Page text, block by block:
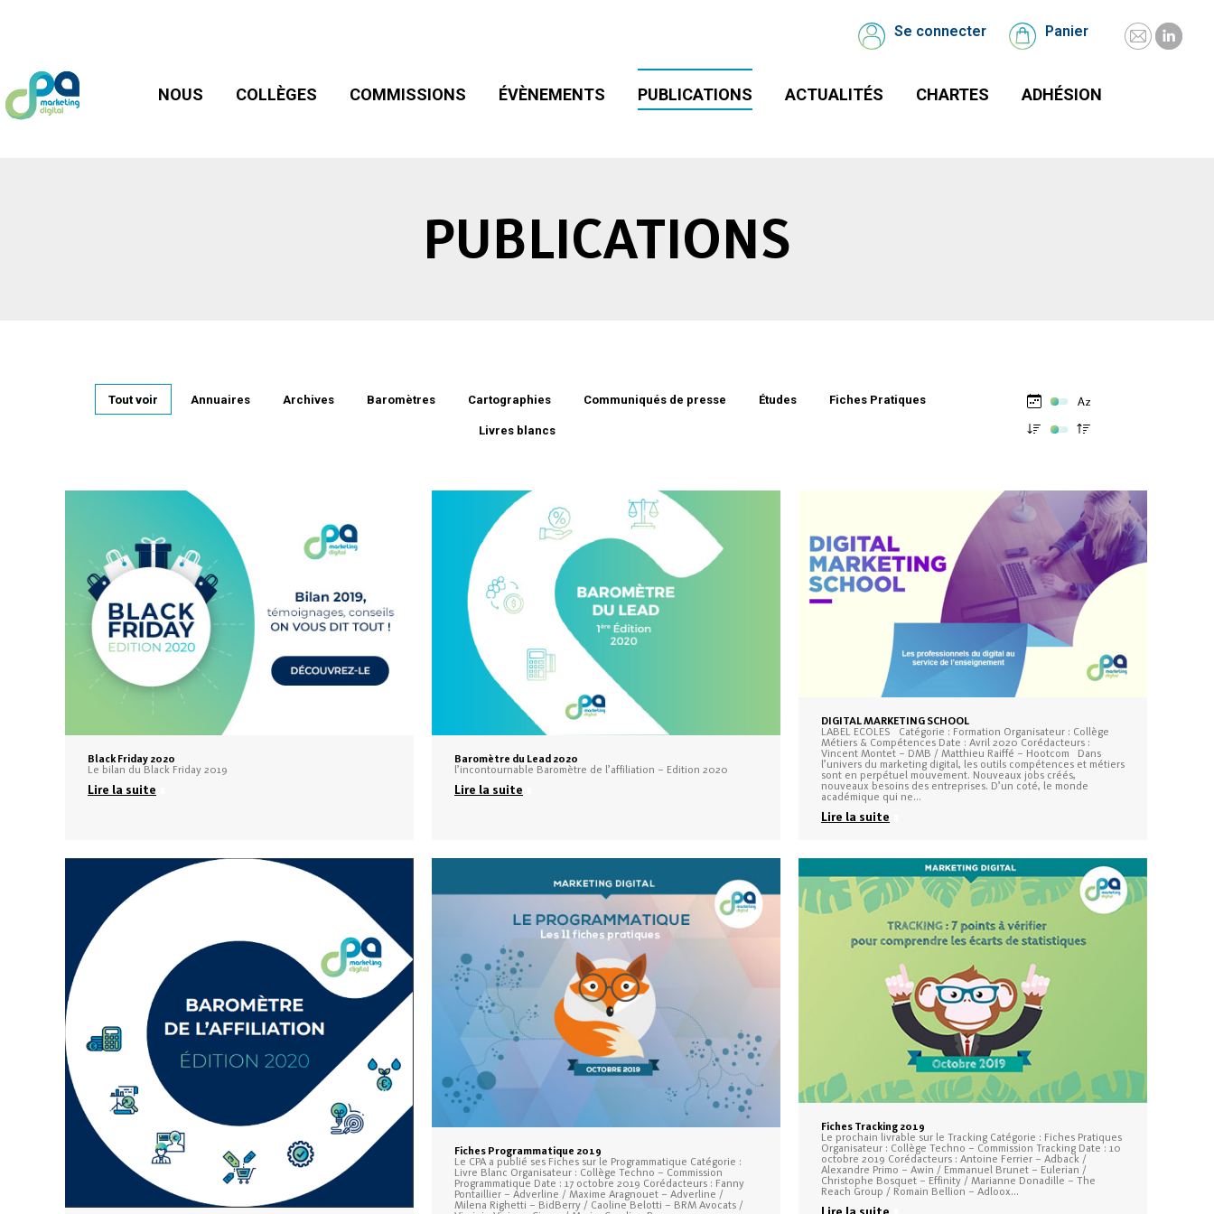
Se connecter Panier
NOUS COLLÈGES COMMISSIONS ÉVÈNEMENTS PUBLICATIONS ACTUALITÉS CHARTES ADHÉSION
PUBLICATIONS
Tout voir Annuaires Archives Baromètres Cartographies Communiqués de presse Études Fiches Pratiques
Livres blancs
Black Friday 2020
Le bilan du Black Friday 2019
Lire la suite
Baromètre du Lead 2020
l’incontournable Baromètre de l’affiliation – Edition 2020
Lire la suite
DIGITAL MARKETING SCHOOL
LABEL ECOLES Catégorie : Formation Organisateur : Collège
Métiers & Compétences Date : Avril 2020 Corédacteurs :
Vincent Montet – DMB / Matthieu Raiffé – Hootcom Dans
l’univers du marketing digital, les outils compétences et métiers
sont en perpétuel mouvement. Nouveaux jobs créés,
nouveaux besoins des entreprises. D’un coté, le monde
académique qui ne…
Lire la suite
Fiches Programmatique 2019
Le CPA a publié ses Fiches sur le Programmatique Catégorie :
Livre Blanc Organisateur : Collège Techno – Commission
Programmatique Date : 17 octobre 2019 Corédacteurs : Fanny
Pontaillier – Adverline / Maxime Aragnouet – Adverline /
Milena Righetti – BidBerry / Caoline Belotti – BRM Avocats /
Fiches Tracking 2019
Le prochain livrable sur le Tracking Catégorie : Fiches Pratiques
Organisateur : Collège Techno – Commission Tracking Date : 10
octobre 2019 Corédacteurs : Antoine Ferrier – Adback /
Alexandre Primo – Awin / Emmanuel Brunet – Eulerian /
Christophe Bosquet – Effinity / Marianne Donadille – The
Reach Group / Romain Bellion – Adloox…
Lire la suite
ACTUALITÉS CHARTES
Panier